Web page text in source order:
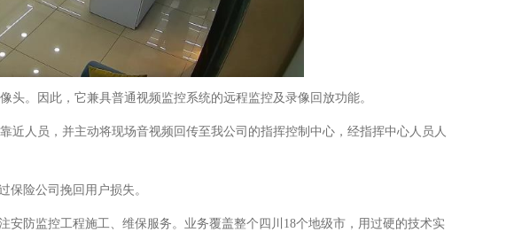
。因此，它兼具普通视频监控系统的远程监控及录像回放功能。
人员，并主动将现场音视频回传至我公司的指挥控制中心，经指挥中心人员人
保险公司挽回用户损失。
安防监控工程施工、维保服务。业务覆盖整个四川18个地级市，用过硬的技术实